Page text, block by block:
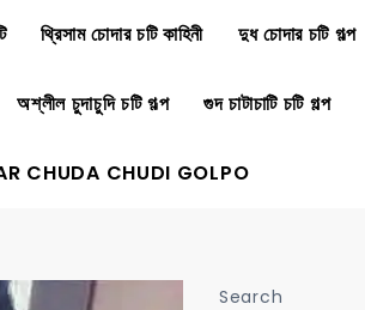
থ্রিসাম চোদার চটি কাহিনী দুধ চোদার চটি গল্প
অশ্লীল চুদাচুদি চটি গল্প গুদ চাটাচাটি চটি গল্প
CHUDA CHUDI GOLPO
Search